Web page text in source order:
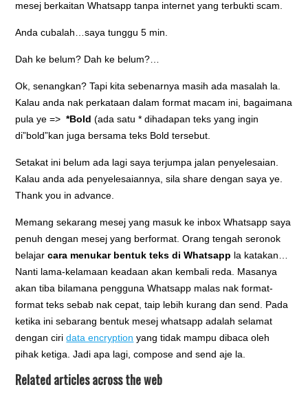
mesej berkaitan Whatsapp tanpa internet yang terbukti scam.
Anda cubalah…saya tunggu 5 min.
Dah ke belum? Dah ke belum?…
Ok, senangkan? Tapi kita sebenarnya masih ada masalah la.
Kalau anda nak perkataan dalam format macam ini, bagaimana
pula ye =>*Bold (ada satu * dihadapan teks yang ingin
di”bold”kan juga bersama teks Bold tersebut.
Setakat ini belum ada lagi saya terjumpa jalan penyelesaian.
Kalau anda ada penyelesaiannya, sila share dengan saya ye.
Thank you in advance.
Memang sekarang mesej yang masuk ke inbox Whatsapp saya
penuh dengan mesej yang berformat. Orang tengah seronok
belajarcara menukar bentuk teks di Whatsapp la katakan…
Nanti lama-kelamaan keadaan akan kembali reda. Masanya
akan tiba bilamana pengguna Whatsapp malas nak format-
format teks sebab nak cepat, taip lebih kurang dan send. Pada
ketika ini sebarang bentuk mesej whatsapp adalah selamat
dengan ciridata encryption yang tidak mampu dibaca oleh
pihak ketiga. Jadi apa lagi, compose and send aje la.
Related articles across the web